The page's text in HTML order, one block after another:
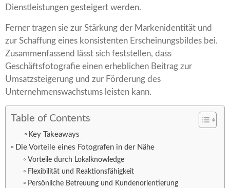
Dienstleistungen gesteigert werden.
Ferner tragen sie zur Stärkung der Markenidentität und
zur Schaffung eines konsistenten Erscheinungsbildes bei.
Zusammenfassend lässt sich feststellen, dass
Geschäftsfotografie einen erheblichen Beitrag zur
Umsatzsteigerung und zur Förderung des
Unternehmenswachstums leisten kann.
Table of Contents
Key Takeaways
Die Vorteile eines Fotografen in der Nähe
Vorteile durch Lokalknowledge
Flexibilität und Reaktionsfähigkeit
Persönliche Betreuung und Kundenorientierung